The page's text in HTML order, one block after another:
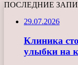
ПОСЛЕДНИЕ
29.07.2026
Клиника
улыбки на